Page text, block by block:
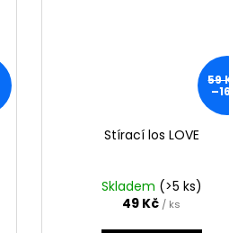
59
Stírací los LOVE
Skladem (>5 ks)
49 Kč / ks